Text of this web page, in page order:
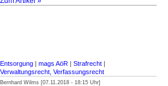
Entsorgung | mags AöR | Strafrecht |
Verwaltungsrecht, Verfassungsrecht
Bernhard Wilms [07.11.2018 - 18:15 Uhr]